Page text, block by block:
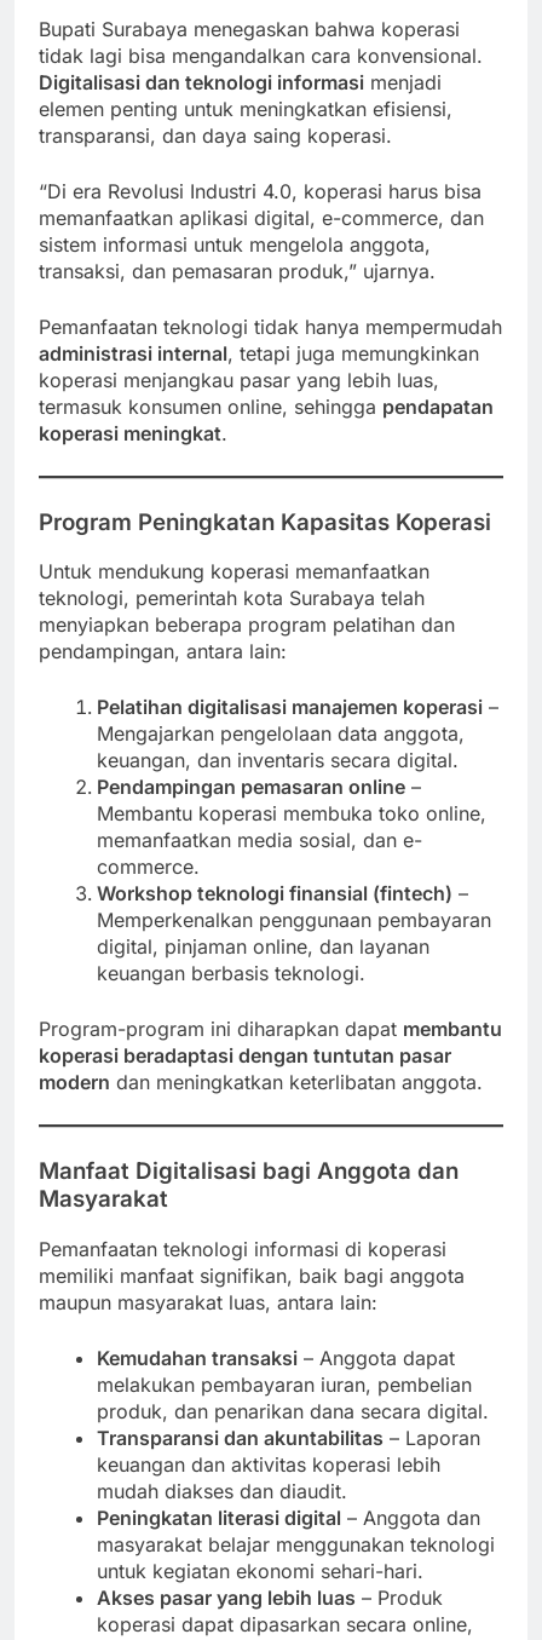
Bupati Surabaya menegaskan bahwa koperasi
tidak lagi bisa mengandalkan cara konvensional.
Digitalisasi dan teknologi informasi menjadi
elemen penting untuk meningkatkan efisiensi,
transparansi, dan daya saing koperasi.
“Di era Revolusi Industri 4.0, koperasi harus bisa
memanfaatkan aplikasi digital, e-commerce, dan
sistem informasi untuk mengelola anggota,
transaksi, dan pemasaran produk,” ujarnya.
Pemanfaatan teknologi tidak hanya mempermudah
administrasi internal, tetapi juga memungkinkan
koperasi menjangkau pasar yang lebih luas,
termasuk konsumen online, sehingga pendapatan
koperasi meningkat.
Program Peningkatan Kapasitas Koperasi
Untuk mendukung koperasi memanfaatkan
teknologi, pemerintah kota Surabaya telah
menyiapkan beberapa program pelatihan dan
pendampingan, antara lain:
Pelatihan digitalisasi manajemen koperasi –
Mengajarkan pengelolaan data anggota,
keuangan, dan inventaris secara digital.
Pendampingan pemasaran online –
Membantu koperasi membuka toko online,
memanfaatkan media sosial, dan e-
commerce.
Workshop teknologi finansial (fintech) –
Memperkenalkan penggunaan pembayaran
digital, pinjaman online, dan layanan
keuangan berbasis teknologi.
Program-program ini diharapkan dapat membantu
koperasi beradaptasi dengan tuntutan pasar
modern dan meningkatkan keterlibatan anggota.
Manfaat Digitalisasi bagi Anggota dan
Masyarakat
Pemanfaatan teknologi informasi di koperasi
memiliki manfaat signifikan, baik bagi anggota
maupun masyarakat luas, antara lain:
Kemudahan transaksi – Anggota dapat
melakukan pembayaran iuran, pembelian
produk, dan penarikan dana secara digital.
Transparansi dan akuntabilitas – Laporan
keuangan dan aktivitas koperasi lebih
mudah diakses dan diaudit.
Peningkatan literasi digital – Anggota dan
masyarakat belajar menggunakan teknologi
untuk kegiatan ekonomi sehari-hari.
Akses pasar yang lebih luas – Produk
koperasi dapat dipasarkan secara online,